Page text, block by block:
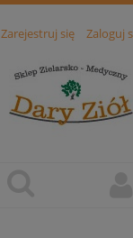
Zarejestruj się Zaloguj